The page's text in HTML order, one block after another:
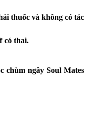
thuốc và không có tác
có thai.
chùm ngây Soul Mates